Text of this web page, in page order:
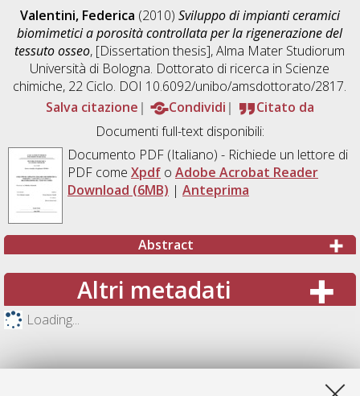
Valentini, Federica (2010) Sviluppo di impianti ceramici
biomimetici a porosità controllata per la rigenerazione del
tessuto osseo, [Dissertation thesis], Alma Mater Studiorum
Università di Bologna. Dottorato di ricerca in Scienze
chimiche, 22 Ciclo. DOI 10.6092/unibo/amsdottorato/2817.
Salva citazione
Condividi
Citato da
Documenti full-text disponibili:
Documento PDF(Italiano) - Richiede un lettore di
PDF come Xpdfo Adobe Acrobat Reader
Download (6MB) | Anteprima
Abstract
Altri metadati
Loading...